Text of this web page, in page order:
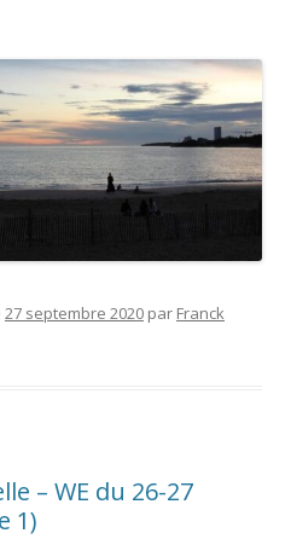
27 septembre 2020 par Franck
– WE du 26-27
1)